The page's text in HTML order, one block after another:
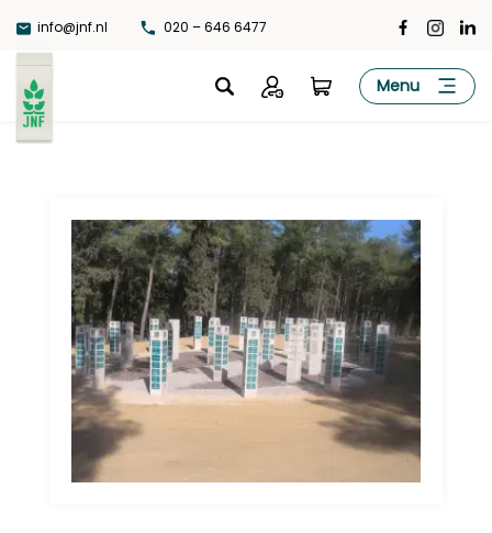
naar
de
inhoud
info@jnf.nl 020 – 646 6477
JNF Menu